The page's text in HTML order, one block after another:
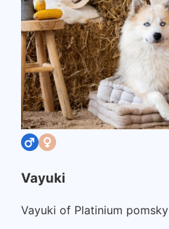
Vayuki
Vayuki of Platinium pomsky